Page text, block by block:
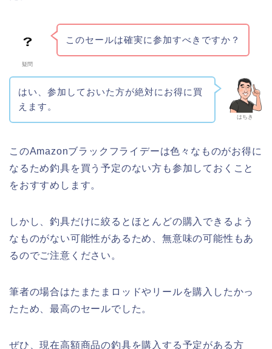
疑問
このセールは確実に参加すべきですか？
はちき
はい、参加しておいた方が絶対にお得に買
えます。
このAmazonブラックフライデーは色々なものがお得に
なるため釣具を買う予定のない方も参加しておくこと
をおすすめします。
しかし、釣具だけに絞るとほとんどの購入できるよう
なものがない可能性があるため、無意味の可能性もあ
るのでご注意ください。
筆者の場合はたまたまロッドやリールを購入したかっ
たため、最高のセールでした。
ぜひ、現在高額商品の釣具を購入する予定がある方